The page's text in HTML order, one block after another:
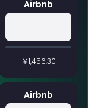
Airbnb
￥1,456.30
Airbnb